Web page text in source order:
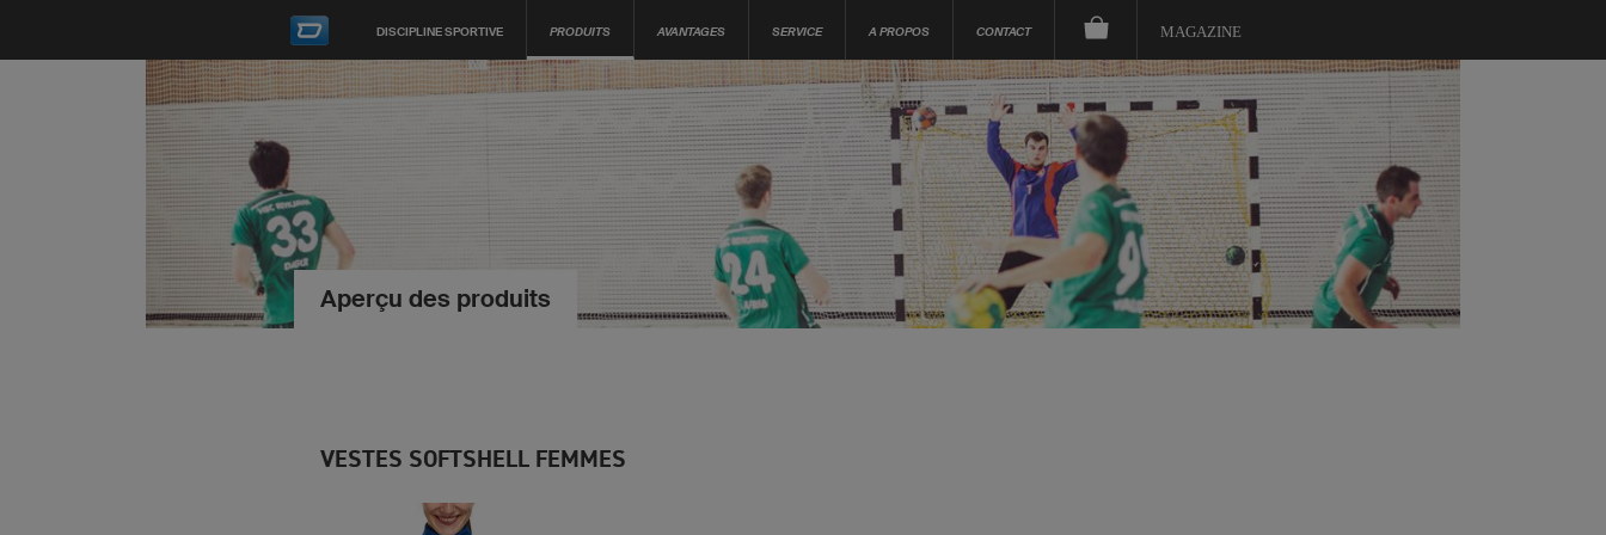
DISCIPLINE SPORTIVE PRODUITS AVANTAGES SERVICE A PROPOS CONTACT MAGAZINE
Aperçu des produits
VESTES SOFTSHELL FEMMES